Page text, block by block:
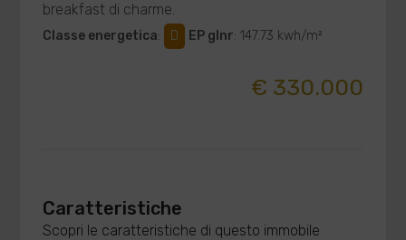
breakfast di charme.
Classe energetica: D EP glnr: 147.73 kwh/m²
€ 330.000
Caratteristiche
Scopri le caratteristiche di questo immobile